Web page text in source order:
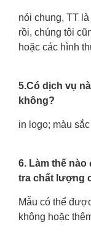
nói chung, TT
rồi, chúng tôi
hoặc các hình
5.Có dịch vụ
không?
in logo; màu
6. Làm thế nào
tra chất lượng
Mẫu có thể
không hoặc